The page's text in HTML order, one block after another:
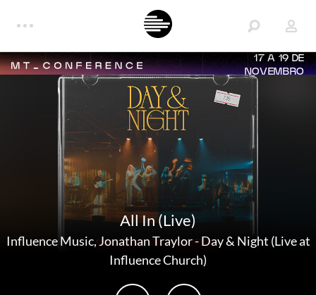
17 A 19 DE
NOVEMBRO
All In (Live)
Influence Music, Jonathan Traylor-Day & Night (Live at
Influence Church)